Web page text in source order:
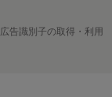
広告識別子の取得・利用